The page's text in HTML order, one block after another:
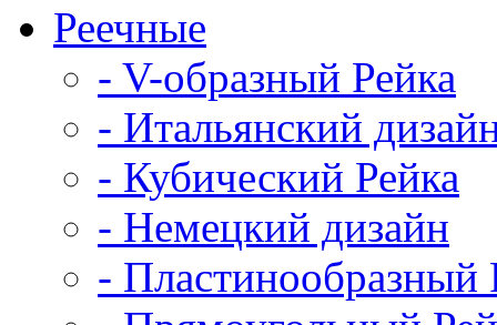
Реечные
- V-образный Рейка
- Итальянский
- Кубический Рейка
- Немецкий дизайн
- Пластинообразный